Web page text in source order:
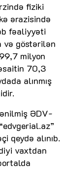
fiziki
ərazisində
fəaliyyəti
və göstərilən
milyon
70,3
alınmış
ƏDV-
qeydə alınıb.
vaxtdan